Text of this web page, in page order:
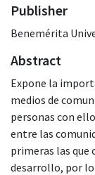
Publisher
Benemérita
Abstract
Expone la
medios de
personas con
entre las
primeras las que
desarrollo, por